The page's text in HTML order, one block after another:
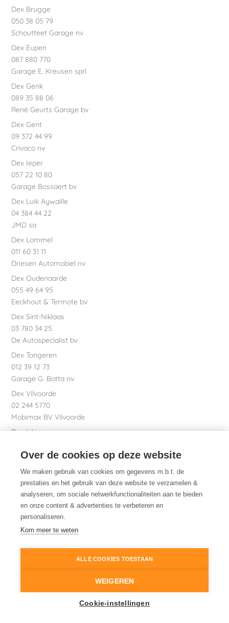
Dex Brugge
050 38 05 79
Schoutteet Garage nv
Dex Eupen
087 880 770
Garage E. Kreusen sprl
Dex Genk
089 35 88 06
René Geurts Garage bv
Dex Gent
09 372 44 99
Crivaco nv
Dex Ieper
057 22 10 80
Garage Bossaert bv
Dex Luik Aywaille
04 384 44 22
JMD sa
Dex Lommel
011 60 31 11
Driesen Automobiel nv
Dex Oudenaarde
055 49 64 95
Eeckhout & Termote bv
Dex Sint-Niklaas
03 780 34 25
De Autospecialist bv
Dex Tongeren
012 39 12 73
Garage G. Botta nv
Dex Vilvoorde
02 244 5770
Mobimax BV Vilvoorde
Dex Waregem
Garage Dhont bv
Dex nv Maatschappelijke zetel
051 26 01 01
Dex. Daarom.
Wettelijke informatie
Cookiebeleid
Cookie instellingen
Over de cookies op deze website
We maken gebruik van cookies om gegevens m.b.t. de
prestaties en het gebruik van deze website te verzamelen &
analyseren, om sociale netwerkfunctionaliteiten aan te bieden
en onze content & advertenties te verbeteren en
personaliseren.
Kom meer te weten
ALLE COOKIES TOESTAAN
WEIGEREN
Cookie-instellingen